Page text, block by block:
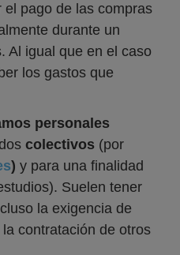
el pago de las compras
durante un
Al igual que en el caso
los gastos que
personales
colectivos (por
) y para una finalidad
Suelen tener
la exigencia de
contratación de otros